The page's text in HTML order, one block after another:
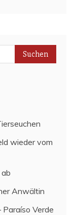
wieder vom
Anwältin
Verde